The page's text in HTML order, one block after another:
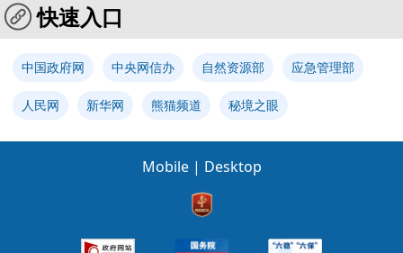
快速入口
中国政府网 中央网信办 自然资源部 应急管理部
人民网 新华网 熊猫频道 秘境之眼
Mobile | Desktop